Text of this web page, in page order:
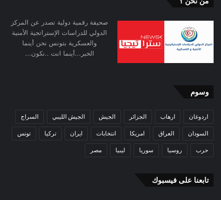
صحيفة رقمية دولية تصدر عن المركز
الدولي للدراسات الإستراتجية الأمنية
والعسكرية بتونس نحن أينما
الخبر...أينما انت ..نكون...
وسوم
اردوغان ارهاب الجزائر الجيش الجيش الليبي السراج
السودان العراق امريكا انتخابات ايران تركيا تونس
حرب روسيا سوريا ليبيا مصر
تابعنا على فيسبوك